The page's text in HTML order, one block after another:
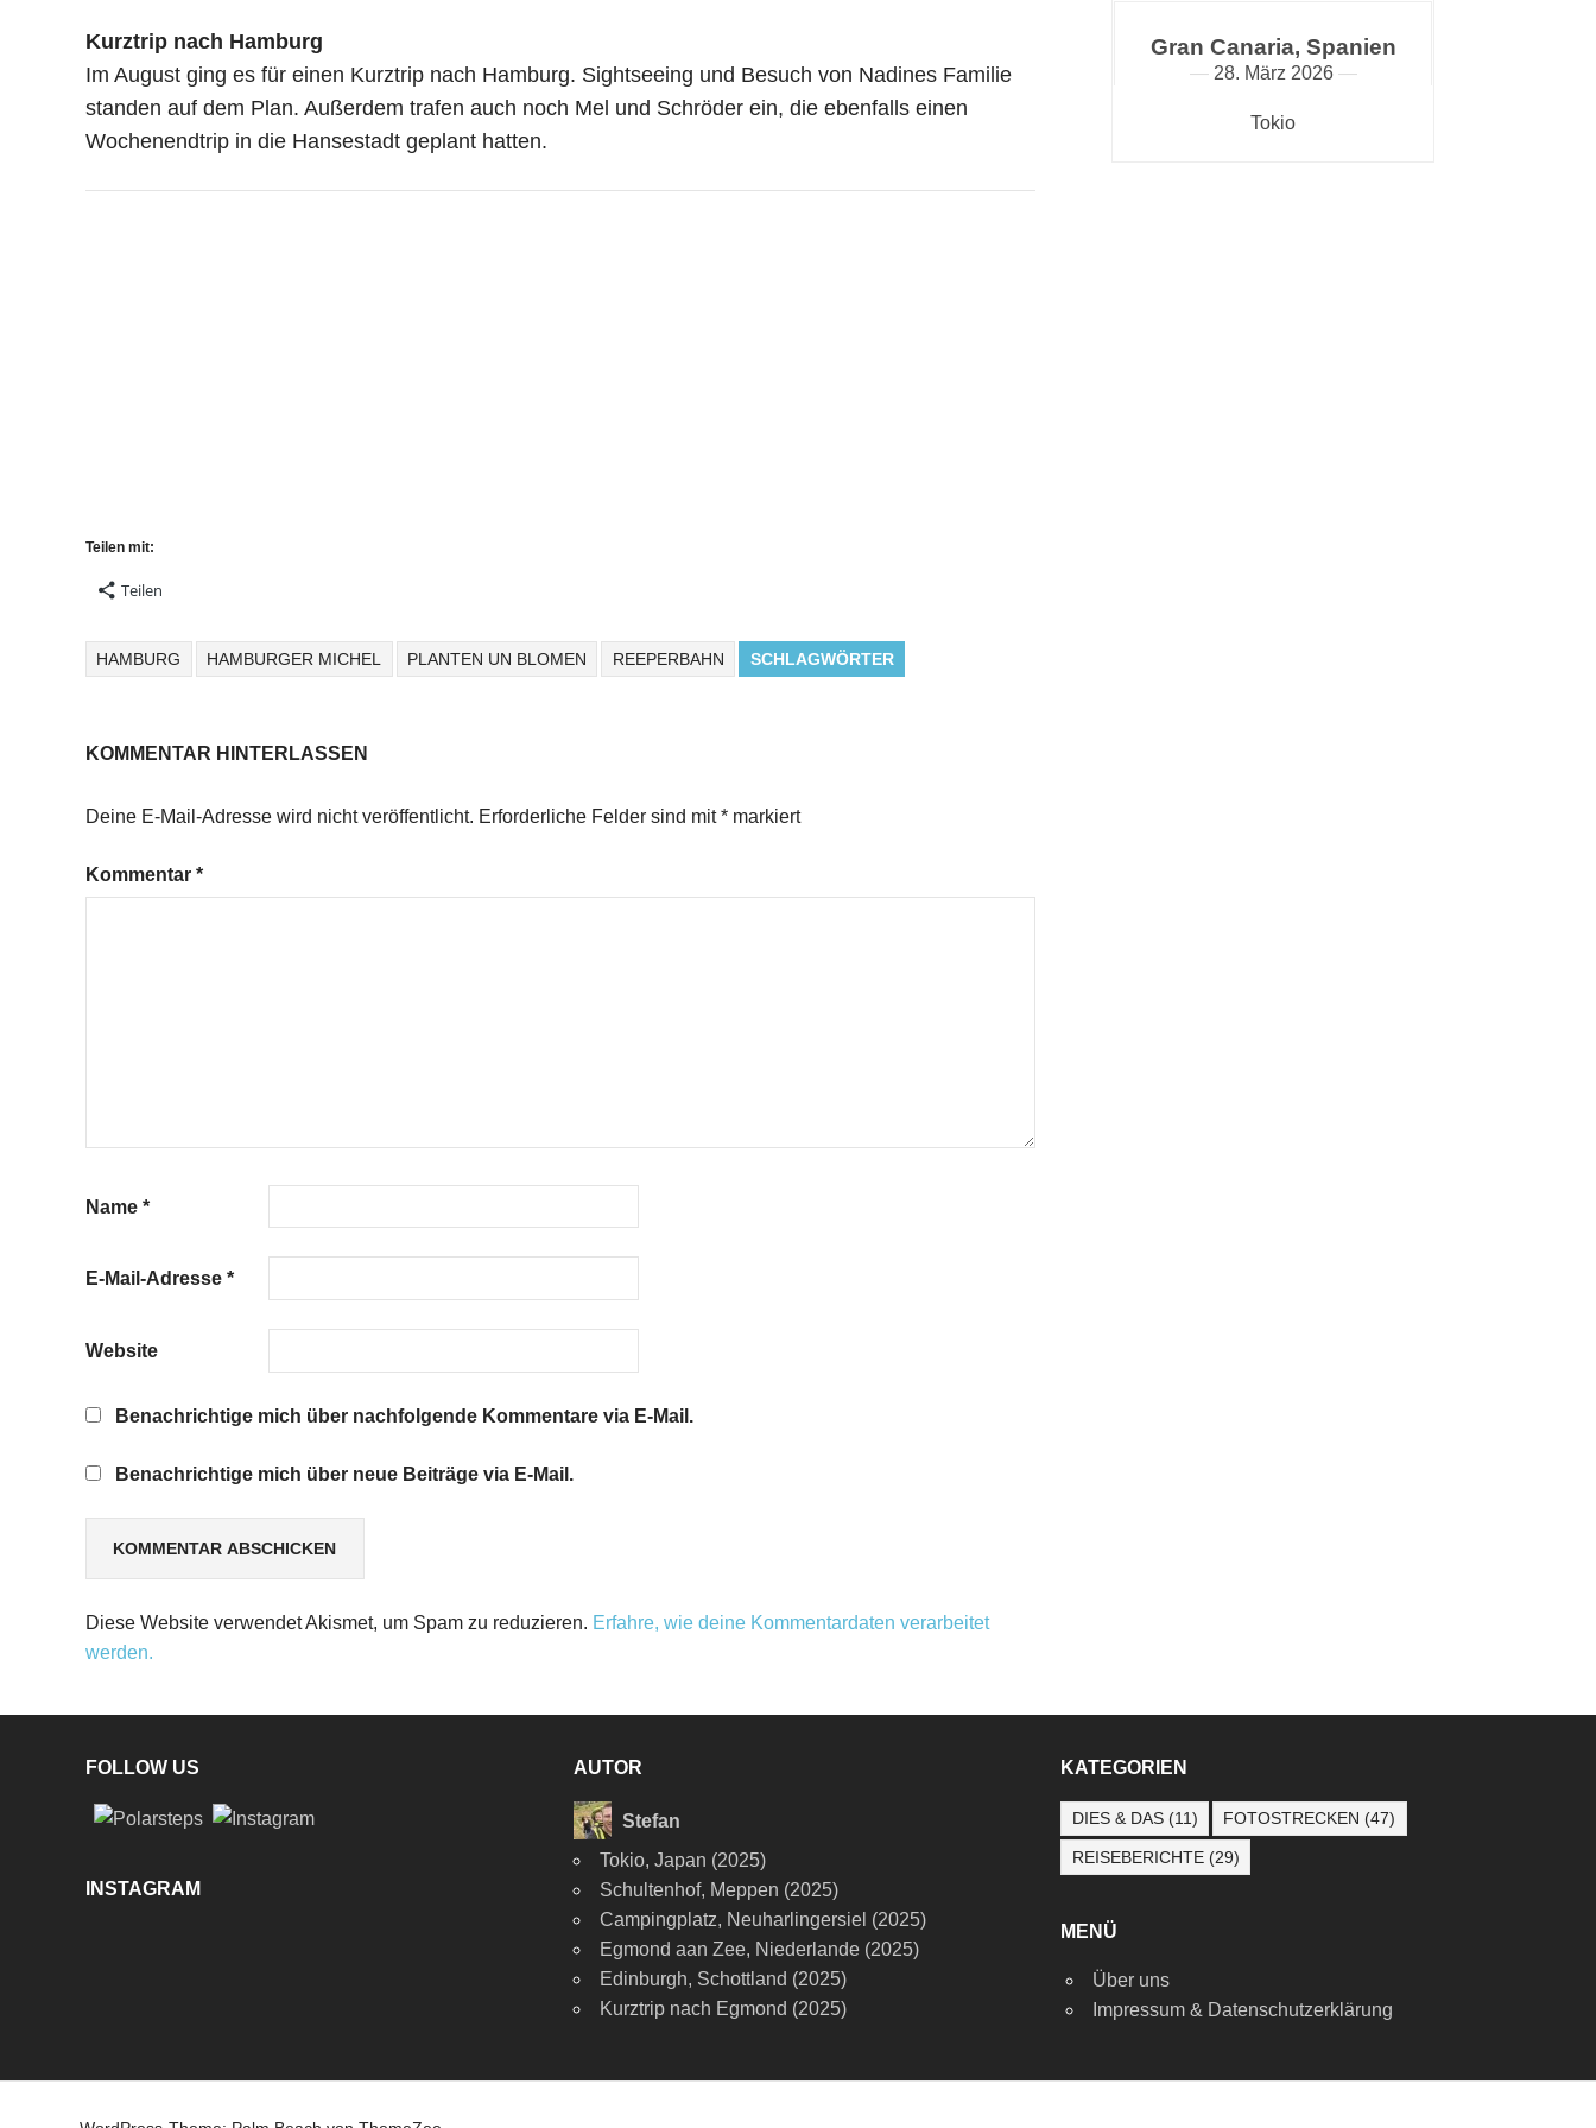
Kurztrip nach Hamburg
Im August ging es für einen Kurztrip nach Hamburg. Sightseeing und Besuch von Nadines Familie
standen auf dem Plan. Außerdem trafen auch noch Mel und Schröder ein, die ebenfalls einen
Wochenendtrip in die Hansestadt geplant hatten.
Teilen mit:
Teilen
SCHLAGWÖRTER
HAMBURG HAMBURGER MICHEL PLANTEN UN BLOMEN REEPERBAHN
KOMMENTAR HINTERLASSEN
Deine E-Mail-Adresse wird nicht veröffentlicht. Erforderliche Felder sind mit* markiert
Kommentar *
Name *
E-Mail-Adresse *
Website
Benachrichtige mich über nachfolgende Kommentare via E-Mail.
Benachrichtige mich über neue Beiträge via E-Mail.
Diese Website verwendet Akismet, um Spam zu reduzieren. Erfahre, wie deine Kommentardaten verarbeitet
werden.
Gran Canaria, Spanien
28. März 2026
Tokio
FOLLOW US
INSTAGRAM
AUTOR
Stefan
Tokio, Japan (2025)
Schultenhof, Meppen (2025)
Campingplatz, Neuharlingersiel (2025)
Egmond aan Zee, Niederlande (2025)
Edinburgh, Schottland (2025)
Kurztrip nach Egmond (2025)
KATEGORIEN
DIES & DAS(11) FOTOSTRECKEN (47)
REISEBERICHTE(29)
MENÜ
Über uns
Impressum & Datenschutzerklärung